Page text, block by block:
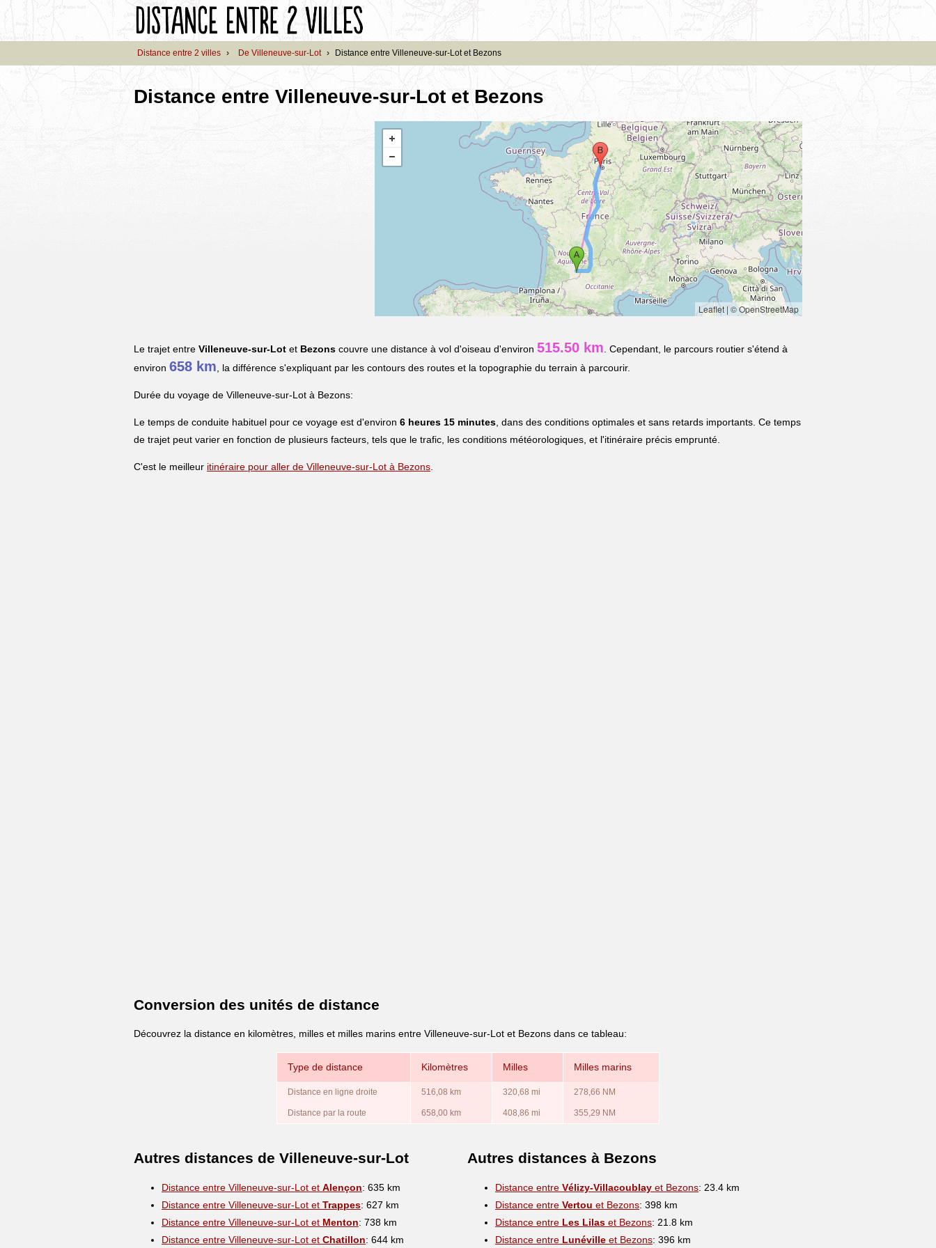
Distance entre 2 villes › De Villeneuve-sur-Lot › Distance entre Villeneuve-sur-Lot et Bezons
Distance entre Villeneuve-sur-Lot et Bezons
Leaflet|© OpenStreetMap
Le trajet entre Villeneuve-sur-Lot et Bezons couvre une distance à vol d'oiseau d'environ 515.50 km . Cependant, le parcours routier s'étend à
environ 658 km , la différence s'expliquant par les contours des routes et la topographie du terrain à parcourir.
Durée du voyage de Villeneuve-sur-Lot à Bezons:
Le temps de conduite habituel pour ce voyage est d'environ 6 heures 15 minutes , dans des conditions optimales et sans retards importants. Ce temps
de trajet peut varier en fonction de plusieurs facteurs, tels que le trafic, les conditions météorologiques, et l'itinéraire précis emprunté.
C'est le meilleur itinéraire pour aller de Villeneuve-sur-Lot à Bezons
Conversion des unités de distance
Découvrez la distance en kilomètres, milles et milles marins entre Villeneuve-sur-Lot et Bezons dans ce tableau:
Type de distance Kilomètres Milles Milles marins
Distance en ligne droite 516,08 km 320,68 mi 278,66 NM
Distance par la route 658,00 km 408,86 mi 355,29 NM
Autres distances de Villeneuve-sur-Lot
Distance entre Villeneuve-sur-Lot et Alençon: 635 km
Distance entre Villeneuve-sur-Lot et Trappes: 627 km
Distance entre Villeneuve-sur-Lot et Menton: 738 km
Distance entre Villeneuve-sur-Lot et Chatillon: 644 km
Autres distances à Bezons
Distance entre Vélizy-Villacoublay et Bezons: 23.4 km
Distance entre Vertou et Bezons: 398 km
Distance entre Les Lilas et Bezons: 21.8 km
Distance entre Lunéville et Bezons: 396 km